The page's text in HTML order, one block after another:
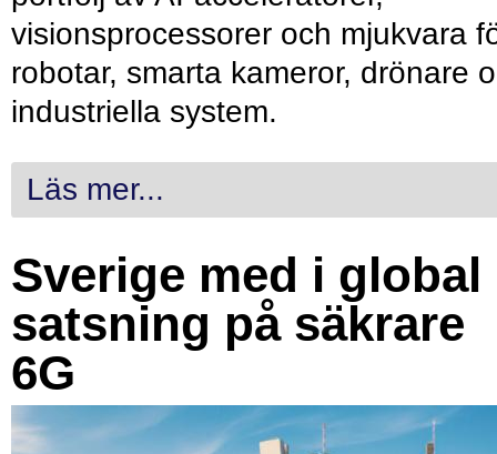
visionsprocessorer och mjukvara
robotar, smarta kameror, drönare
industriella system.
Läs mer...
Sverige med i global
satsning på säkrare
6G